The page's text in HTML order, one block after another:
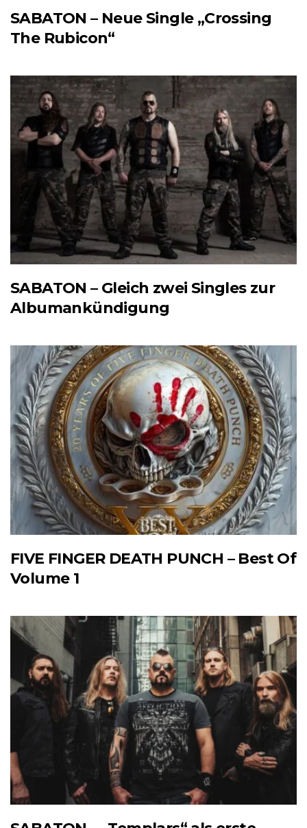
SABATON – Neue Single „Crossing
The Rubicon“
SABATON – Gleich zwei Singles zur
Albumankündigung
FIVE FINGER DEATH PUNCH – Best Of
Volume 1